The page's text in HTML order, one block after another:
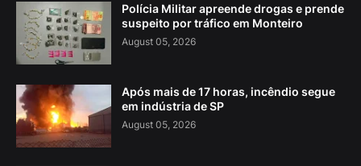
Polícia Militar apreende drogas e prende
suspeito por tráfico em Monteiro
August 05, 2026
Após mais de 17 horas, incêndio segue
em indústria de SP
August 05, 2026